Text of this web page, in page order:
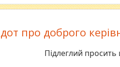
про доброго
Підлеглий